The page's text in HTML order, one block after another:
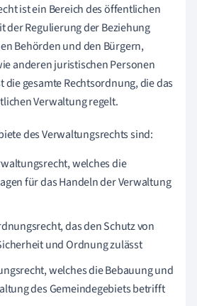
ist ein Bereich des öffentlichen
der Regulierung der Beziehung
Behörden und den Bürgern,
anderen juristischen Personen
die gesamte Rechtsordnung, die das
Verwaltung regelt.
des Verwaltungsrechts sind:
welches die
für das Handeln der Verwaltung
das den Schutz von
und Ordnung zulässt
welches die Bebauung und
des Gemeindegebiets betrifft